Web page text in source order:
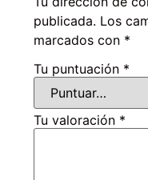
publicada. Los
marcados con *
Tu puntuación *
Tu valoración *